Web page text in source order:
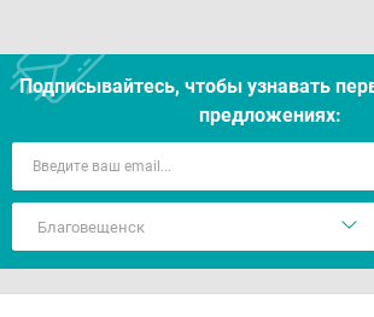
Подписывайтесь, чтобы узнавать
предложениях: